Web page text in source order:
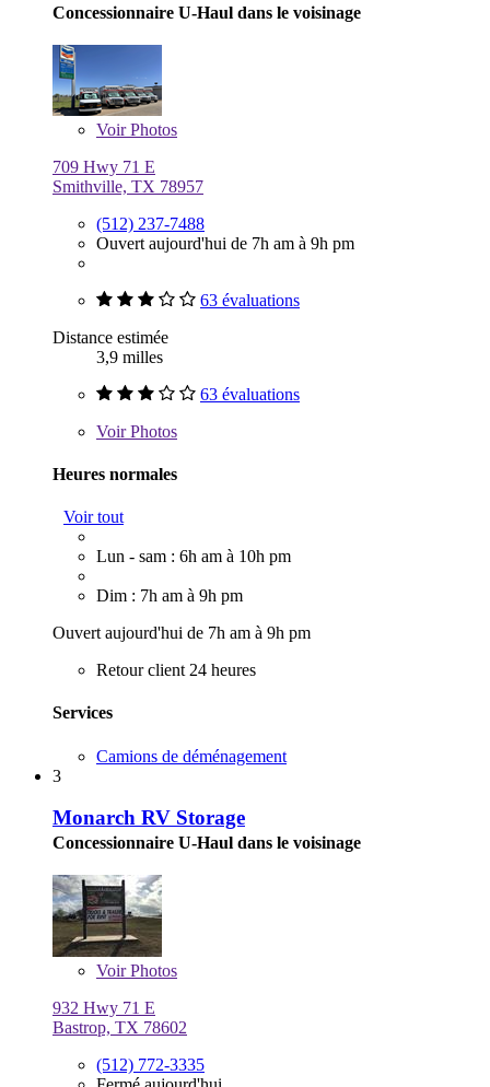
Concessionnaire U-Haul dans le voisinage
VoirPhotos
709 Hwy 71 E
Smithville, TX 78957
(512) 237-7488
Ouvert aujourd'hui de 7h am à 9h pm
63 évaluations
Distance estimée
3,9 milles
63 évaluations
VoirPhotos
Heures normales
Voir tout
Lun - sam : 6h am à 10h pm
Dim : 7h am à 9h pm
Ouvert aujourd'hui de 7h am à 9h pm
Retour client 24 heures
Services
Camions de déménagement
3
Monarch RV Storage
Concessionnaire U-Haul dans le voisinage
VoirPhotos
932 Hwy 71 E
Bastrop, TX 78602
(512) 772-3335